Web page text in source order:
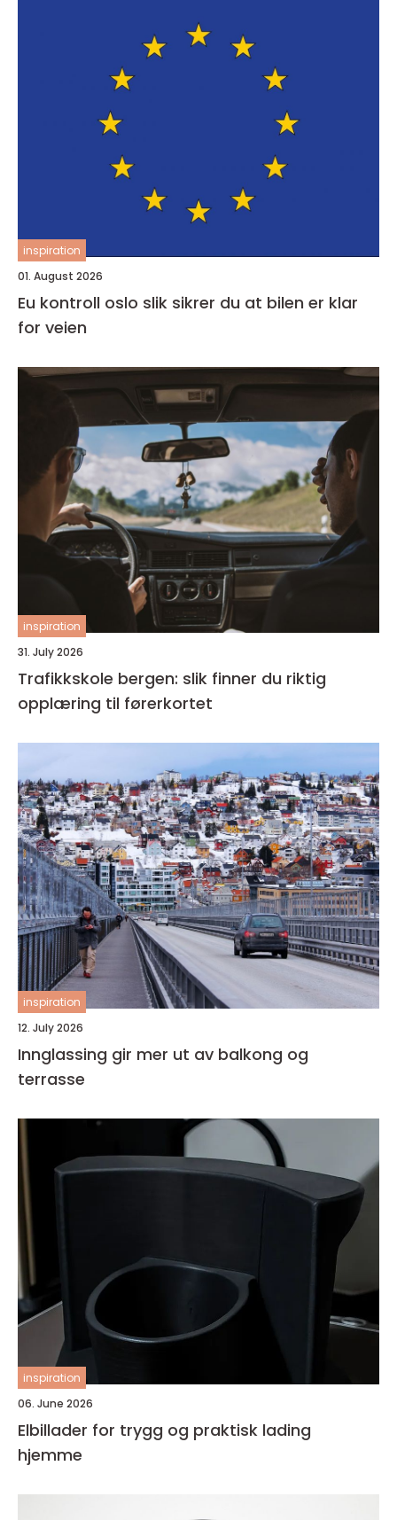
inspiration
01. August 2026
Eu kontroll oslo slik sikrer du at bilen er klar
for veien
inspiration
31. July 2026
Trafikkskole bergen: slik finner du riktig
opplæring til førerkortet
inspiration
12. July 2026
Innglassing gir mer ut av balkong og
terrasse
inspiration
06. June 2026
Elbillader for trygg og praktisk lading
hjemme